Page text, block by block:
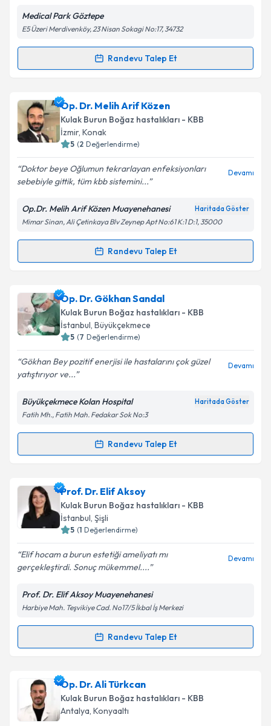
Kişisel verilerimin işlenmesine ilişkin
Metni'ni okudum ve kişisel verilerimin belirtilen
kapsamda işlenmesini kabul ediyorum.
Medical Park Göztepe
E5 Üzeri Merdivenköy, 23 Nisan Sokagi No:17, 34732
Randevu Talep Et
Randevu Takvimi Talebi
Uzm. Dr. Hande Senem Deveci
talebi oluşturun. Size bu uzmandan randevu almanız
için bir takvim hazırlandığında e-posta ile
bilgilendireceğiz.
E-posta Adresiniz
Kişisel verilerimin işlenmesine ilişkinAydınlatma
Metni'ni okudum ve kişisel verilerimin belirtilen
kapsamda işlenmesini kabul ediyorum.
Op. Dr. Melih Arif Közen
Kulak Burun Boğaz hastalıkları - KBB
İzmir, Konak
5 (2 Değerlendirme)
Doktor beye Oğlumun tekrarlayan enfeksiyonları
sebebiyle gittik, tüm kbb sistemini...
Devamı
Op.Dr. Melih Arif Közen Muayenehanesi Haritada Göster
Mimar Sinan, Ali Çetinkaya Blv Zeynep Apt No:61 K:1 D:1, 35000
Randevu Talep Et
Randevu Takvimi Talebi
Op. Dr. Melih Arif Közeniçin randevu takvimi talebi
oluşturun. Size bu uzmandan randevu almanız için bir
takvim hazırlandığında e-posta ile bilgilendireceğiz.
Kişisel verilerimin işlenmesine ilişkin
Aydınlatma
Metni'ni okudum ve kişisel verilerimin belirtilen
kapsamda işlenmesini kabul ediyorum.
Op. Dr. Gökhan Sandal
Kulak Burun Boğaz hastalıkları - KBB
İstanbul, Büyükçekmece
5 (7 Değerlendirme)
Gökhan Bey pozitif enerjisi ile hastalarını çok güzel
yatıştırıyor ve...
Devamı
Büyükçekmece Kolan Hospital Haritada Göster
Fatih Mh., Fatih Mah. Fedakar Sok No:3
Randevu Talep Et
Randevu Takvimi Talebi
Op. Dr. Gökhan Sandaliçin randevu takvimi talebi
oluşturun. Size bu uzmandan randevu almanız için bir
takvim hazırlandığında e-posta ile bilgilendireceğiz.
Kişisel verilerimin işlenmesine ilişkin
Metni'ni okudum ve kişisel verilerimin belirtilen
kapsamda işlenmesini kabul ediyorum.
Prof. Dr. Elif Aksoy
Kulak Burun Boğaz hastalıkları - KBB
İstanbul, Şişli
5 (1 Değerlendirme)
Elif hocam a burun estetiği ameliyatı mı
gerçekleştirdi. Sonuç mükemmel....
Devamı
Prof. Dr. Elif Aksoy Muayenehanesi
Harbiye Mah. Teşvikiye Cad. No17/5 İkbal İş Merkezi
Randevu Talep Et
Randevu Takvimi Talebi
Prof. Dr. Elif Aksoyiçin randevu takvimi talebi
oluşturun. Size bu uzmandan randevu almanız için bir
takvim hazırlandığında e-posta ile bilgilendireceğiz.
Op. Dr. Ali Türkcan
Kulak Burun Boğaz hastalıkları - KBB
Antalya, Konyaaltı